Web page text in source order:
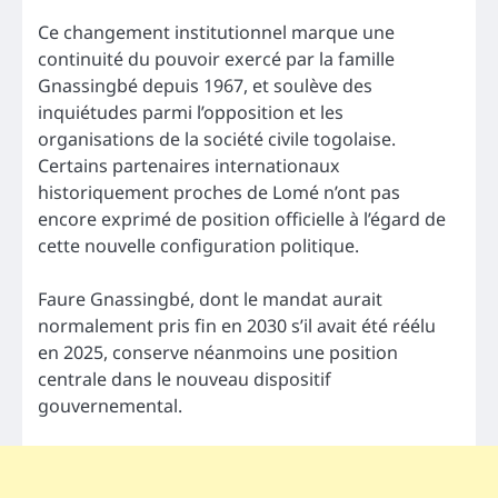
Ce changement institutionnel marque une
continuité du pouvoir exercé par la famille
Gnassingbé depuis 1967, et soulève des
inquiétudes parmi l’opposition et les
organisations de la société civile togolaise.
Certains partenaires internationaux
historiquement proches de Lomé n’ont pas
encore exprimé de position officielle à l’égard de
cette nouvelle configuration politique.
Faure Gnassingbé, dont le mandat aurait
normalement pris fin en 2030 s’il avait été réélu
en 2025, conserve néanmoins une position
centrale dans le nouveau dispositif
gouvernemental.